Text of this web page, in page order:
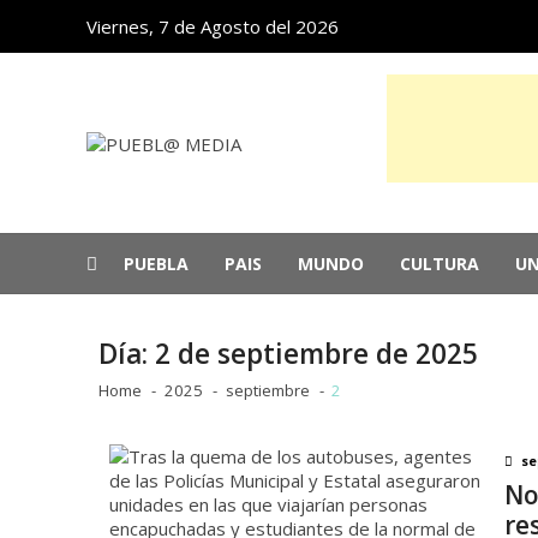
navigation
content
Viernes, 7 de Agosto del 2026
PUEBLA PAIS MUNDO CULTURA
Cae apoyo ciudadano a Israel en EU
México arrasa en los
“Tony”: una sabrosa reedición de las
Día: 2 de septiembre de 2025
Home 2025 septiembre 2